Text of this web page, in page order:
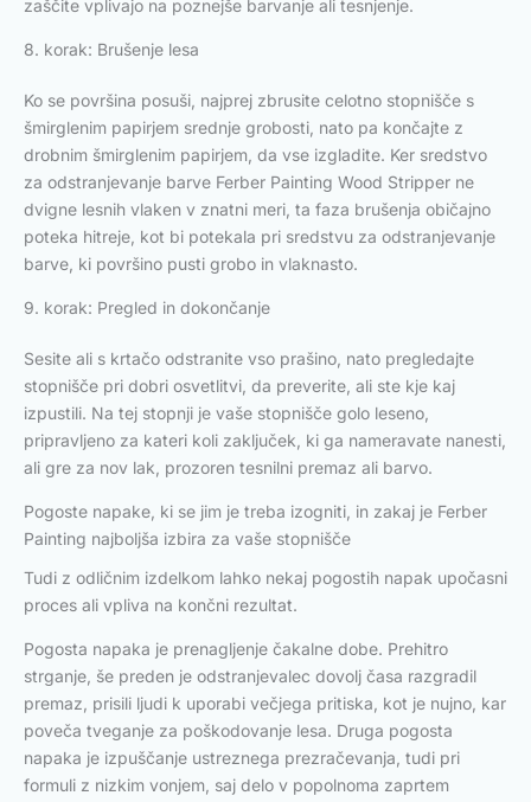
zaščite vplivajo na poznejše barvanje ali tesnjenje.
8. korak: Brušenje lesa
Ko se površina posuši, najprej zbrusite celotno stopnišče s
šmirglenim papirjem srednje grobosti, nato pa končajte z
drobnim šmirglenim papirjem, da vse izgladite. Ker sredstvo
za odstranjevanje barve Ferber Painting Wood Stripper ne
dvigne lesnih vlaken v znatni meri, ta faza brušenja običajno
poteka hitreje, kot bi potekala pri sredstvu za odstranjevanje
barve, ki površino pusti grobo in vlaknasto.
9. korak: Pregled in dokončanje
Sesite ali s krtačo odstranite vso prašino, nato pregledajte
stopnišče pri dobri osvetlitvi, da preverite, ali ste kje kaj
izpustili. Na tej stopnji je vaše stopnišče golo leseno,
pripravljeno za kateri koli zaključek, ki ga nameravate nanesti,
ali gre za nov lak, prozoren tesnilni premaz ali barvo.
Pogoste napake, ki se jim je treba izogniti, in zakaj je Ferber
Painting najboljša izbira za vaše stopnišče
Tudi z odličnim izdelkom lahko nekaj pogostih napak upočasni
proces ali vpliva na končni rezultat.
Pogosta napaka je prenagljenje čakalne dobe. Prehitro
strganje, še preden je odstranjevalec dovolj časa razgradil
premaz, prisili ljudi k uporabi večjega pritiska, kot je nujno, kar
poveča tveganje za poškodovanje lesa. Druga pogosta
napaka je izpuščanje ustreznega prezračevanja, tudi pri
formuli z nizkim vonjem, saj delo v popolnoma zaprtem